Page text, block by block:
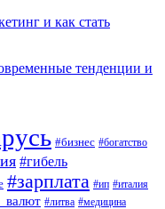
и как стать
тенденции и
#бизнес #богатство
#гибель
#зарплата #ип #италия
#литва #медицина